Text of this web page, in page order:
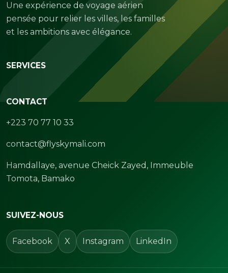
Une expérience de voyage aérien
pensée pour relier les villes, les familles
et les ambitions avec élégance.
SERVICES
CONTACT
+223 70 77 10 33
contact@flyskymali.com
Hamdallaye, avenue Cheick Zayed, Immeuble
Tomota, Bamako
SUIVEZ-NOUS
Facebook X Instagram LinkedIn